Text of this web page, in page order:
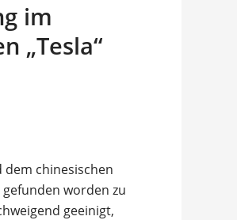
im
„Tesla“
chinesischen
worden zu
geeinigt,